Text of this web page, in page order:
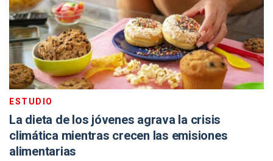
ESTUDIO
La dieta de los jóvenes agrava la crisis
climática mientras crecen las emisiones
alimentarias